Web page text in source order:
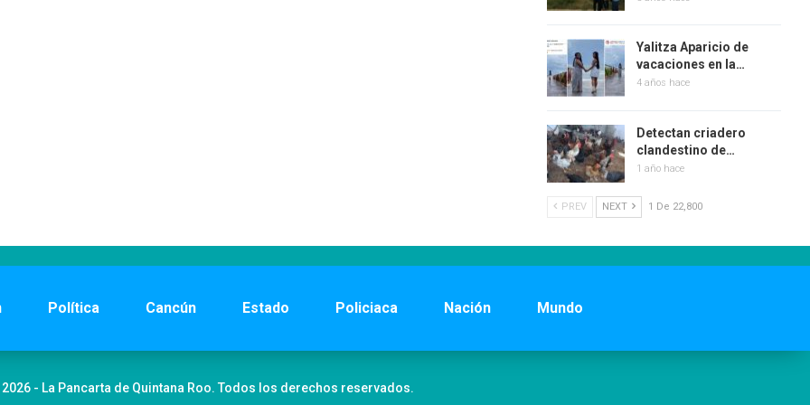
Yalitza Aparicio de
vacaciones en la…
4 años hace
Detectan criadero
clandestino de…
1 año hace
PREV NEXT 1 De 22,800
Política Cancún Estado Policiaca Nación Mundo
- La Pancarta de Quintana Roo. Todos los derechos reservados.